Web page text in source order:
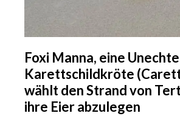
Foxi Manna, eine Unechte
Karettschildkröte
wählt den Strand von
ihre Eier abzulegen